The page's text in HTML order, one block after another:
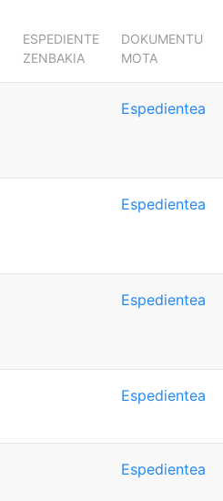
ESPEDIENTE
ZENBAKIA
DOKUMENTU
MOTA
Espedientea
Espedientea
Espedientea
Espedientea
Espedientea